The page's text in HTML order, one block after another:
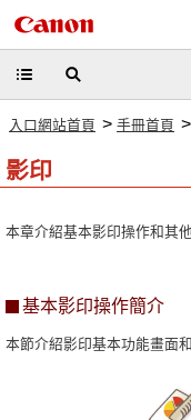
入口網站首頁 > 手冊首頁 >
影印
本章介紹基本影印操作和其
基本影印操作簡介
本節介紹影印基本功能畫面